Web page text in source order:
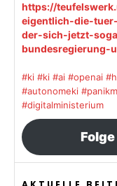
https://
eigentlich-die-
der-sich-jetzt-
bundesregierung-
#ki #ki #ai #openai
#autonomeki
#digitalministerium